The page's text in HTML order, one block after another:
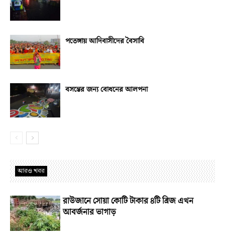
পতেঙ্গায় আদিবাসীদের বৈসাবি
বসন্তের জন্য বোধনের আলপনা
আরও খবর
রাউজানে সোয়া কোটি টাকার ৪টি ব্রিজ এখন
আবর্জনার ভাগাড়